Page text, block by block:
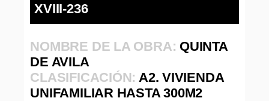
XVIII-236
NOMBRE DE LA OBRA: QUINTA
DE AVILA
CLASIFICACIÓN: A2. VIVIENDA
UNIFAMILIAR HASTA 300M2